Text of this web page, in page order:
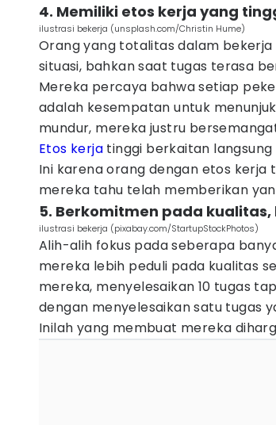
4. Memiliki etos kerja yang
ilustrasi bekerja (unsplash.com/Christin Hume)
Orang yang totalitas dalam
situasi, bahkan saat tugas terasa
Mereka percaya bahwa setiap
adalah kesempatan untuk
mundur, mereka justru
Etos kerja tinggi berkaitan
Ini karena orang dengan etos kerja
mereka tahu telah memberikan
5. Berkomitmen pada
ilustrasi bekerja (pixabay.com/StartupStockPhotos)
Alih-alih fokus pada seberapa
mereka lebih peduli pada kualitas
mereka, menyelesaikan 10 tugas
dengan menyelesaikan satu tugas
Inilah yang membuat mereka